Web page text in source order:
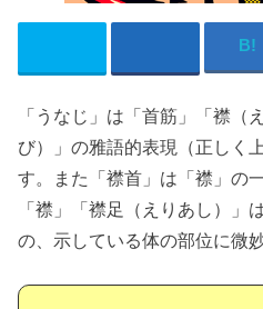
「うなじ」は「首筋」「襟（
び）」の雅語的表現（正しく
す。また「襟首」は「襟」の
「襟」「襟足（えりあし）」
の、示している体の部位に微